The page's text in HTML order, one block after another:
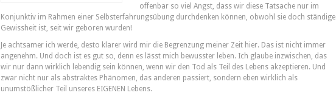
offenbar so viel Angst, dass wir diese Tatsache nur im
Konjunktiv im Rahmen einer Selbsterfahrungsübung durchdenken können, obwohl sie doch ständige
Gewissheit ist, seit wir geboren wurden!
Je achtsamer ich werde, desto klarer wird mir die Begrenzung meiner Zeit hier. Das ist nicht immer
angenehm. Und doch ist es gut so, denn es lässt mich bewusster leben. Ich glaube inzwischen, das
wir nur dann wirklich lebendig sein können, wenn wir den Tod als Teil des Lebens akzeptieren. Und
zwar nicht nur als abstraktes Phänomen, das anderen passiert, sondern eben wirklich als
unumstößlicher Teil unseres EIGENEN Lebens.